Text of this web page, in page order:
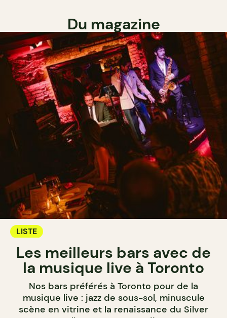
Du magazine
LISTE
Les meilleurs bars avec de
la musique live à Toronto
Nos bars préférés à Toronto pour de la
musique live : jazz de sous-sol, minuscule
scène en vitrine et la renaissance du Silver